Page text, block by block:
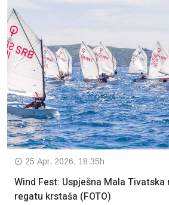
25 Apr, 2026. 18:35h
Wind Fest: Uspješna Mala
regatu krstaša (FOTO)